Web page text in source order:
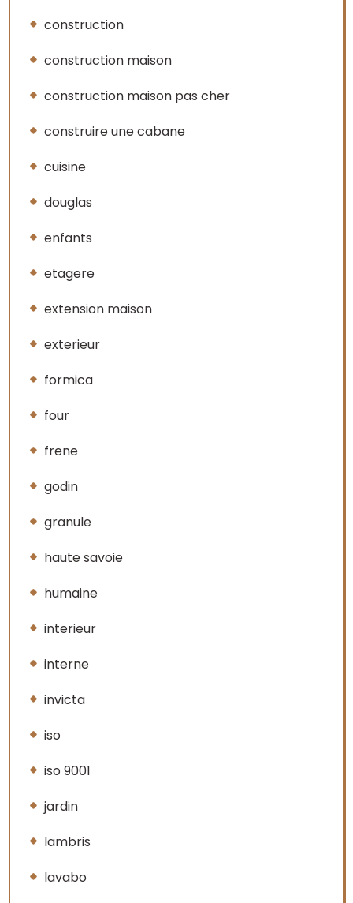
construction
construction maison
construction maison pas cher
construire une cabane
cuisine
douglas
enfants
etagere
extension maison
exterieur
formica
four
frene
godin
granule
haute savoie
humaine
interieur
interne
invicta
iso
iso 9001
jardin
lambris
lavabo